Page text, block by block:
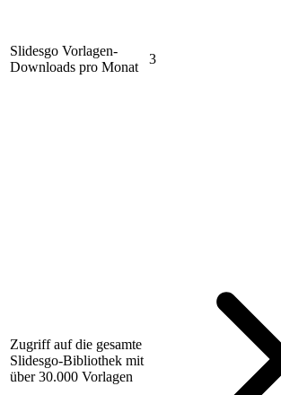
Slidesgo Vorlagen-
Downloads pro Monat
3
Zugriff auf die gesamte
Slidesgo-Bibliothek mit
über 30.000 Vorlagen